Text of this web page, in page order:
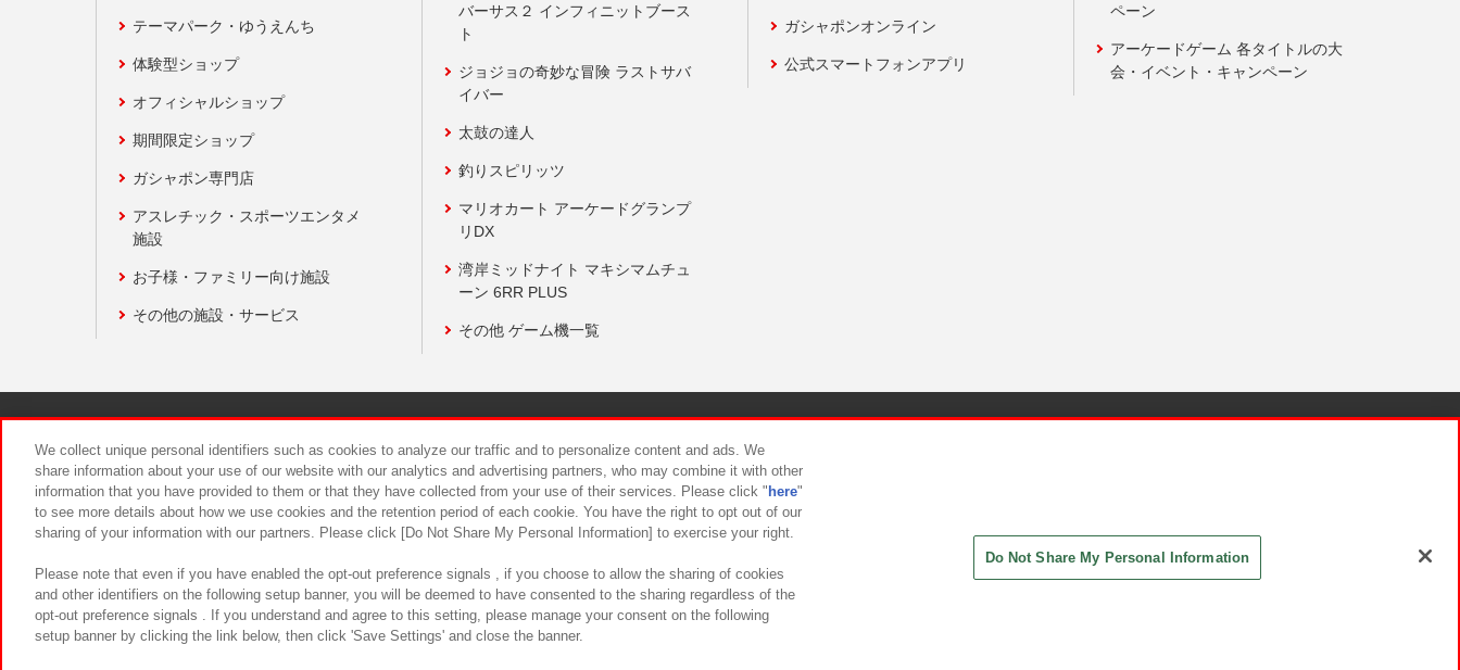
テーマパーク・ゆうえんち
体験型ショップ
オフィシャルショップ
期間限定ショップ
ガシャポン専門店
アスレチック・スポーツエンタメ
施設
お子様・ファミリー向け施設
その他の施設・サービス
バーサス２ インフィニットブース
ト
ジョジョの奇妙な冒険 ラストサバ
イバー
太鼓の達人
釣りスピリッツ
マリオカート アーケードグランプ
リDX
湾岸ミッドナイト マキシマムチュ
ーン 6RR PLUS
その他 ゲーム機一覧
ガシャポンオンライン
公式スマートフォンアプリ
ペーン
アーケードゲーム 各タイトルの大
会・イベント・キャンペーン
食品のご提供について カスタマーハラスメント対応方針
We collect unique personal identifiers such as cookies to analyze our traffic and to personalize content and ads. We
share information about your use of our website with our analytics and advertising partners, who may combine it with other
information that you have provided to them or that they have collected from your use of their services. Please click " here"
to see more details about how we use cookies and the retention period of each cookie. You have the right to opt out of our
sharing of your information with our partners. Please click [Do Not Share My Personal Information] to exercise your right.
Please note that even if you have enabled the opt-out preference signals , if you choose to allow the sharing of cookies
and other identifiers on the following setup banner, you will be deemed to have consented to the sharing regardless of the
opt-out preference signals . If you understand and agree to this setting, please manage your consent on the following
setup banner by clicking the link below, then click 'Save Settings' and close the banner.
Do Not Share My Personal Information